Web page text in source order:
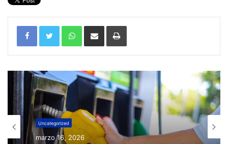
WhatsAppCompartir por correo electrónicoImprimir
Uncategorized
marzo 16, 2026